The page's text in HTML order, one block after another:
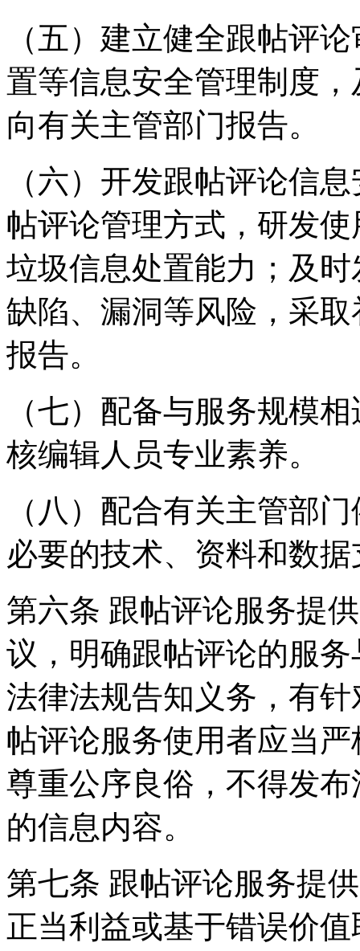
（五）建立健全跟帖评
置等信息安全管理制度
向有关主管部门报告。
（六）开发跟帖评论信
帖评论管理方式，研发
垃圾信息处置能力；及
缺陷、漏洞等风险，采
报告。
（七）配备与服务规模
核编辑人员专业素养。
（八）配合有关主管部
必要的技术、资料和数
第六条 跟帖评论服务提
议，明确跟帖评论的服
法律法规告知义务，有
帖评论服务使用者应当
尊重公序良俗，不得发
的信息内容。
第七条 跟帖评论服务提
正当利益或基于错误价